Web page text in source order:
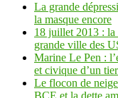
La grande
la masque encore
18 juillet 2013 :
grande ville des
Marine Le Pen :
et civique d’un
Le flocon de